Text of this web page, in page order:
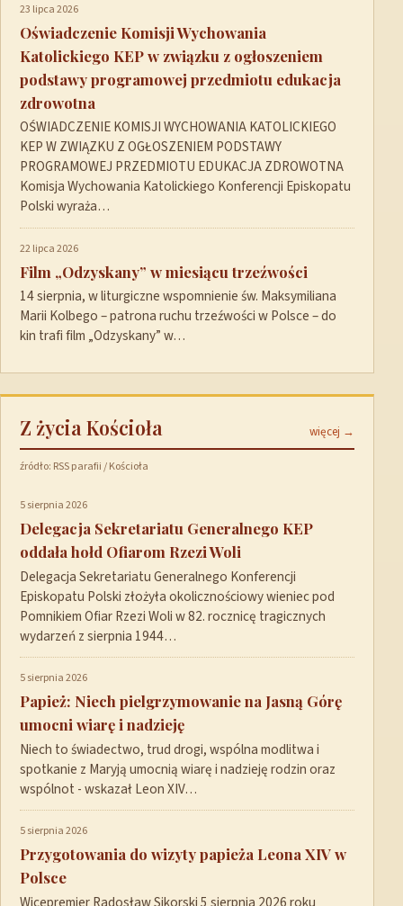
23 lipca 2026
Oświadczenie Komisji Wychowania
Katolickiego KEP w związku z ogłoszeniem
podstawy programowej przedmiotu edukacja
zdrowotna
OŚWIADCZENIE KOMISJI WYCHOWANIA KATOLICKIEGO
KEP W ZWIĄZKU Z OGŁOSZENIEM PODSTAWY
PROGRAMOWEJ PRZEDMIOTU EDUKACJA ZDROWOTNA
Komisja Wychowania Katolickiego Konferencji Episkopatu
Polski wyraża…
22 lipca 2026
Film „Odzyskany” w miesiącu trzeźwości
14 sierpnia, w liturgiczne wspomnienie św. Maksymiliana
Marii Kolbego – patrona ruchu trzeźwości w Polsce – do
kin trafi film „Odzyskany” w…
Z życia Kościoła więcej →
źródło: RSS parafii / Kościoła
5 sierpnia 2026
Delegacja Sekretariatu Generalnego KEP
oddała hołd Ofiarom Rzezi Woli
Delegacja Sekretariatu Generalnego Konferencji
Episkopatu Polski złożyła okolicznościowy wieniec pod
Pomnikiem Ofiar Rzezi Woli w 82. rocznicę tragicznych
wydarzeń z sierpnia 1944…
5 sierpnia 2026
Papież: Niech pielgrzymowanie na Jasną Górę
umocni wiarę i nadzieję
Niech to świadectwo, trud drogi, wspólna modlitwa i
spotkanie z Maryją umocnią wiarę i nadzieję rodzin oraz
wspólnot - wskazał Leon XIV…
5 sierpnia 2026
Przygotowania do wizyty papieża Leona XIV w
Polsce
Wicepremier Radosław Sikorski 5 sierpnia 2026 roku